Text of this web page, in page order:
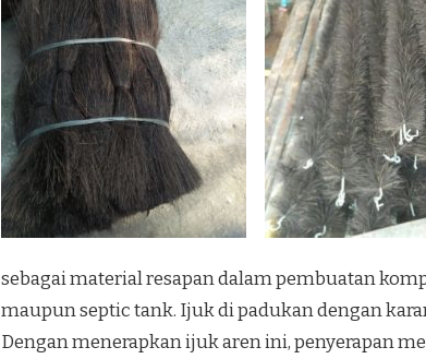
sebagai material resapan dalam pembuatan
maupun septic tank. Ijuk di padukan dengan
Dengan menerapkan ijuk aren ini, penyerapan